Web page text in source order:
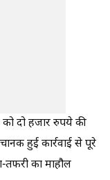
दो हजार रुपये की
हुई कार्रवाई से पूरे
का माहौल